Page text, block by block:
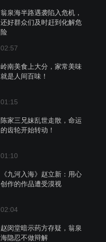
翁泉海半路遇袭陷入危机，
还好群众们及时赶到化解危
险
02:57
岭南美食上大分，家常美味
就是人间百味！
01:15
陈家三兄妹乱世走散，命运
的齿轮开始转动！
01:10
《九河入海》赵立新：用心
创作的作品遭受漠视
02:04
赵闵堂暗示药方存疑，翁泉
海隐忍不做辩解